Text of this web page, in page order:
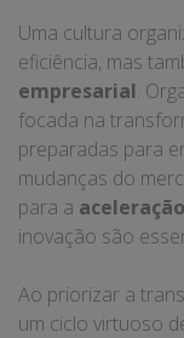
Uma cultura
eficiência, mas
empresarial.
focada na
preparadas para
mudanças do
para a
inovação são
Ao priorizar a
um ciclo virtuoso